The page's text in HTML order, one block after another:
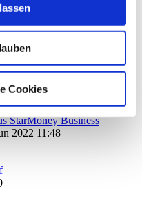
Cookies
"Kommentar" integrieren
16:52
StarMoney Business
2022 11:48